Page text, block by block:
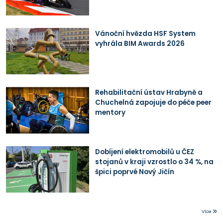
Vánoční hvězda HSF System
vyhrála BIM Awards 2026
Rehabilitační ústav Hrabyně a
Chuchelná zapojuje do péče peer
mentory
Dobíjení elektromobilů u ČEZ
stojanů v kraji vzrostlo o 34 %, na
špici poprvé Nový Jičín
Více